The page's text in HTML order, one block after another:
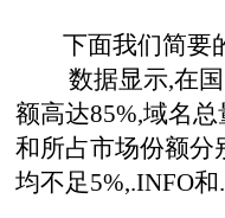
下面我们简要的
数据显示,在国
额高达85%,域名
和所占市场份额分
均不足5%,.INFO